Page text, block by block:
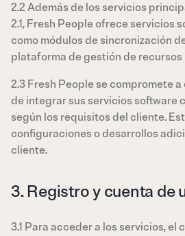
2.2 Además de los servicios
2.1, Fresh People ofrece servicios
como módulos de sincronización
plataforma de gestión de recursos
2.3 Fresh People se compromete
de integrar sus servicios software
según los requisitos del cliente.
configuraciones o desarrollos
cliente.
3. Registro y cuenta de
3.1 Para acceder a los servicios, el